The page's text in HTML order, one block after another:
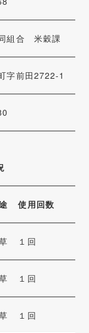
組合 米穀課
字前田2722-1
使用回数
１回
１回
１回